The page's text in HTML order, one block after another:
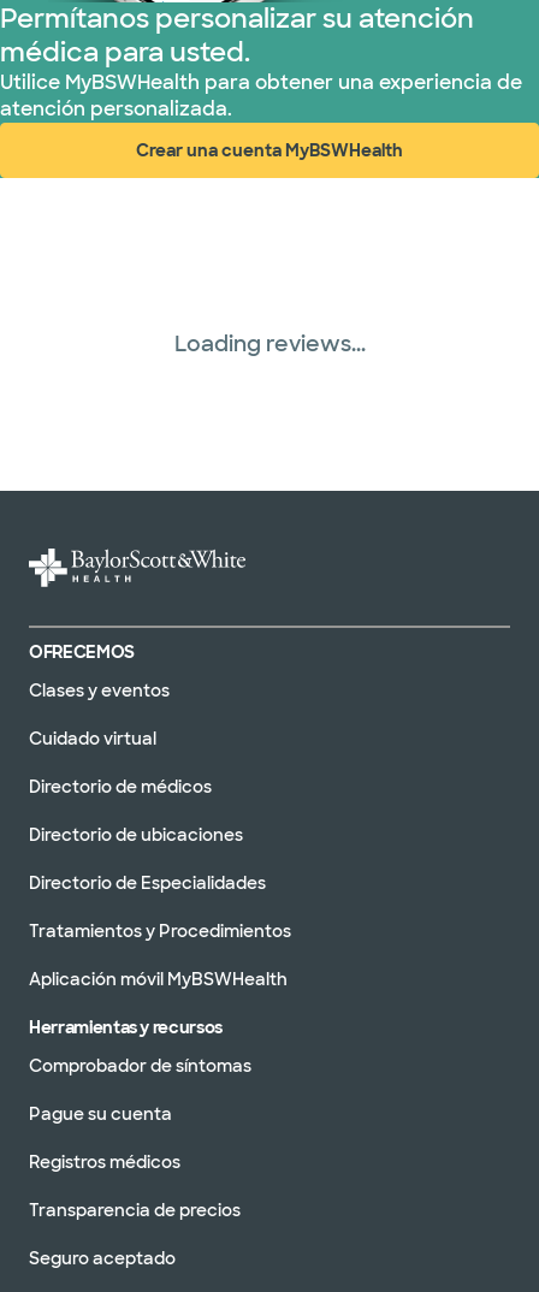
Permítanos personalizar su atención
médica para usted.
Utilice MyBSWHealth para obtener una experiencia de
atención personalizada.
Crear una cuenta MyBSWHealth
(abre en ventana nueva)
Loading reviews...
OFRECEMOS
Clases y eventos
Cuidado virtual
Directorio de médicos
Directorio de ubicaciones
Directorio de Especialidades
Tratamientos y Procedimientos
Aplicación móvil MyBSWHealth
Herramientas y recursos
Comprobador de síntomas
Pague su cuenta
Registros médicos
Transparencia de precios
Seguro aceptado